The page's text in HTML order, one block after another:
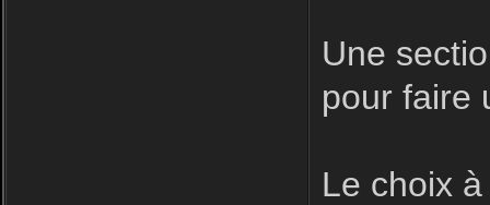
Une
pour faire
Le choix